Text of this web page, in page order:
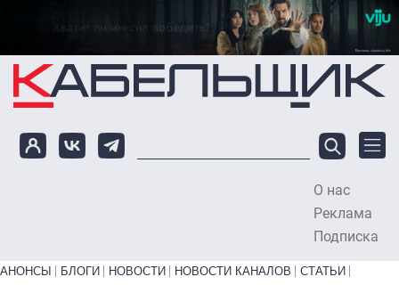
Перейти к основному содержанию
О нас
Реклама
Подписка
Primary links bottom
АНОНСЫ БЛОГИ НОВОСТИ НОВОСТИ КАНАЛОВ
СТАТЬИ